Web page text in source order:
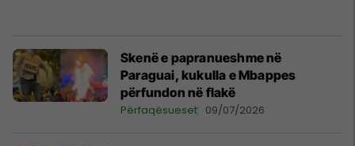
Skenë e papranueshme në
Paraguai, kukulla e Mbappes
përfundon në flakë
Përfaqësueset 09/07/2026